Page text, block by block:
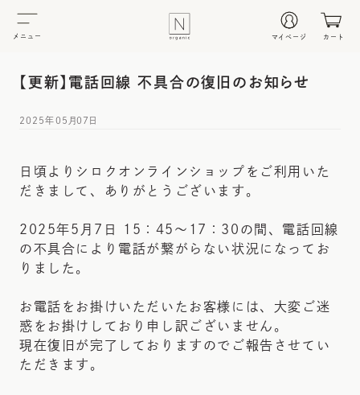
メニュー マイページ カート
【更新】電話回線 不具合の復旧のお知らせ
2025年05月07日
日頃よりシロクオンラインショップをご利用いた
だきまして、ありがとうございます。
2025年5月7日 15：45〜17：30の間、電話回線
の不具合により電話が繋がらない状況になってお
りました。
お電話をお掛けいただいたお客様には、大変ご迷
惑をお掛けしており申し訳ございません。
現在復旧が完了しておりますのでご報告させてい
ただきます。